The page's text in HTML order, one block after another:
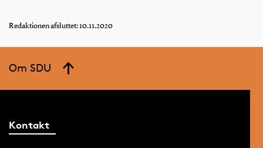
Redaktionen afsluttet: 10.11.2020
Om SDU
Kontakt